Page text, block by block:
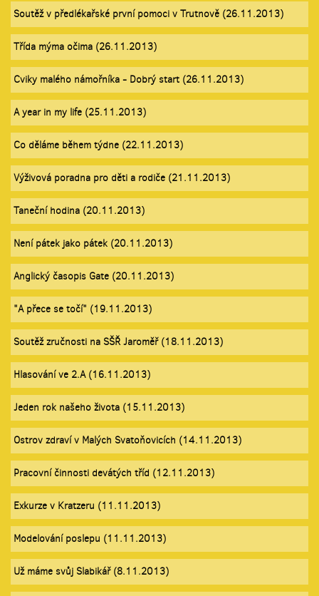
Soutěž v předlékařské první pomoci v Trutnově (26.11.2013)
Třída mýma očima (26.11.2013)
Cviky malého námořníka - Dobrý start (26.11.2013)
A year in my life (25.11.2013)
Co děláme během týdne (22.11.2013)
Výživová poradna pro děti a rodiče (21.11.2013)
Taneční hodina (20.11.2013)
Není pátek jako pátek (20.11.2013)
Anglický časopis Gate (20.11.2013)
"A přece se točí" (19.11.2013)
Soutěž zručnosti na SŠŘ Jaroměř (18.11.2013)
Hlasování ve 2.A (16.11.2013)
Jeden rok našeho života (15.11.2013)
Ostrov zdraví v Malých Svatoňovicích (14.11.2013)
Pracovní činnosti devátých tříd (12.11.2013)
Exkurze v Kratzeru (11.11.2013)
Modelování poslepu (11.11.2013)
Už máme svůj Slabikář (8.11.2013)